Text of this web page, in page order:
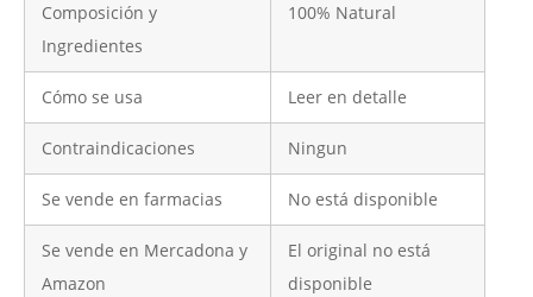
Composición y
Ingredientes
100% Natural
Cómo se usa Leer en detalle
Contraindicaciones Ningun
Se vende en farmacias No está disponible
Se vende en Mercadona y
Amazon
El original no está
disponible